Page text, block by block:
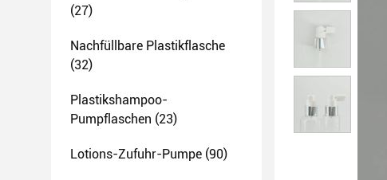
(27)
Nachfüllbare Plastikflasche
(32)
Plastikshampoo-
Pumpflaschen (23)
Lotions-Zufuhr-Pumpe (90)